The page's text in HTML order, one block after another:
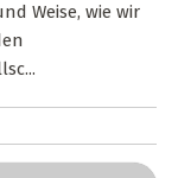
Weise, wie wir